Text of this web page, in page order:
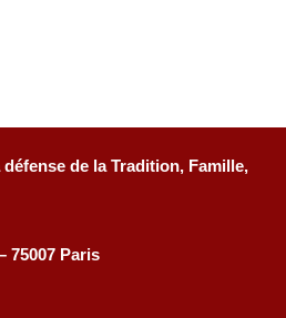
de la Tradition, Famille,
75007 Paris